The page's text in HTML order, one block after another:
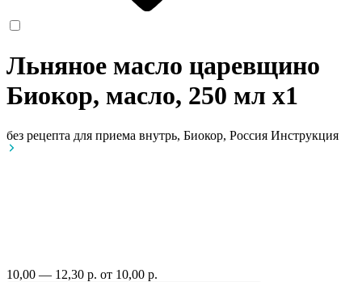
Льняное масло царевщино
Биокор, масло, 250 мл x1
без рецепта для приема внутрь, Биокор, Россия Инструкция
10,00 — 12,30 р. от 10,00 р.